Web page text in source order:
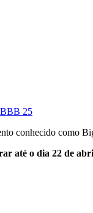
BBB 25
conhecido como
até o dia 22 de